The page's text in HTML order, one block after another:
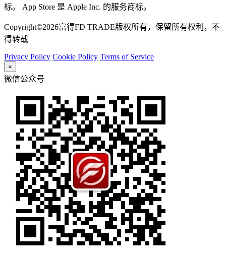
标。 App Store 是 Apple Inc. 的服务商标。
Copyright©2026富得FD TRADE版权所有，保留所有权利，不
得转载
Privacy Policy Cookie Policy Terms of Service
×
微信公众号